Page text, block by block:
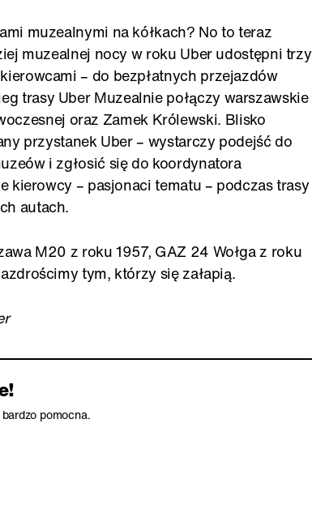
muzealnymi na kółkach? No to teraz
muzealnej nocy w roku Uber udostępni trzy
– do bezpłatnych przejazdów
trasy Uber Muzealnie połączy warszawskie
oraz Zamek Królewski. Blisko
przystanek Uber – wystarczy podejść do
i zgłosić się do koordynatora
kierowcy – pasjonaci tematu – podczas trasy
autach.
M20 z roku 1957, GAZ 24 Wołga z roku
tym, którzy się załapią.
pomocna.